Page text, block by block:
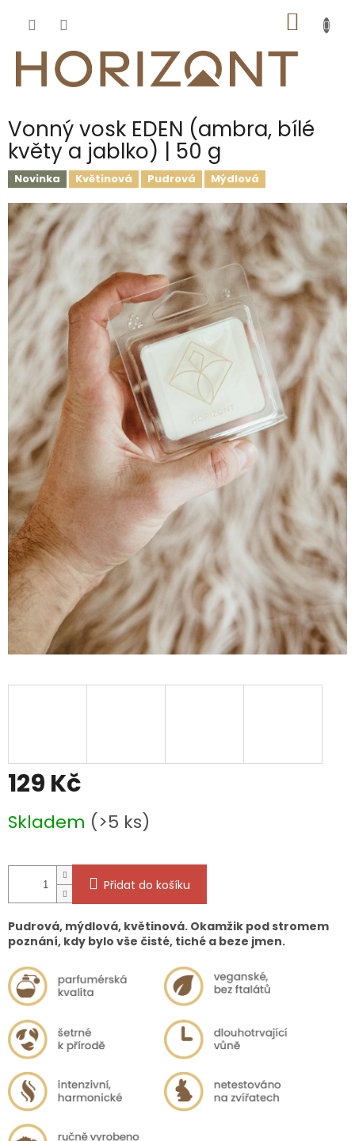
KOŠÍK
Vonný vosk EDEN (ambra, bílé
květy a jablko) | 50 g
Novinka Květinová Pudrová Mýdlová
129 Kč
cena:
Skladem (>5 ks)
Přidat do košíku
Pudrová, mýdlová, květinová. Okamžik pod stromem
poznání, kdy bylo vše čisté, tiché a beze jmen.